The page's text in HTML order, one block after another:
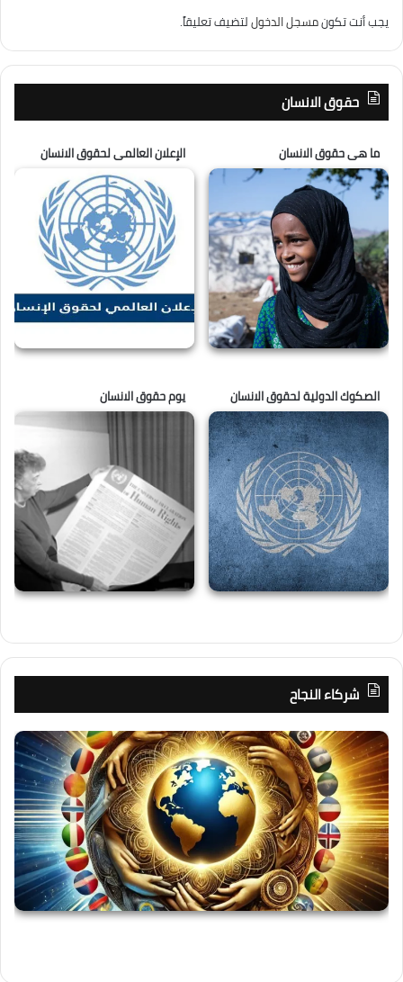
يجب أنت تكونمسجل الدخوللتضيف تعليقاً.
حقوق الانسان
ما هى حقوق الانسان الإعلان العالمى لحقوق الانسان
الصكوك الدولية لحقوق الانسان يوم حقوق الانسان
شركاء النجاح